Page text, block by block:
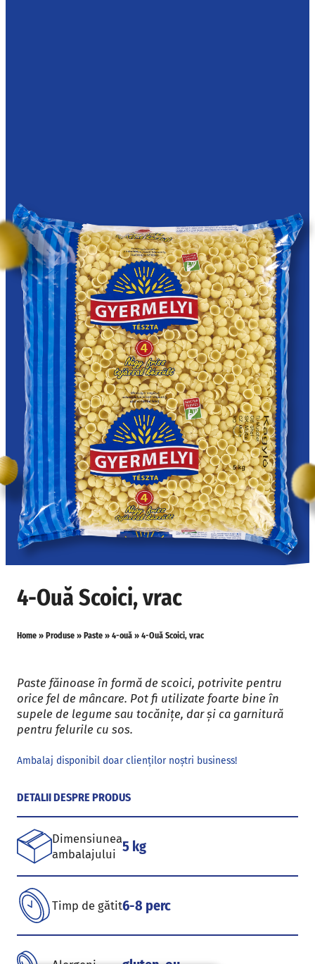
4-Ouă Scoici, vrac
Home » Produse » Paste » 4-ouă » 4-Ouă Scoici, vrac
Paste făinoase în formă de scoici, potrivite pentru
orice fel de mâncare. Pot fi utilizate foarte bine în
supele de legume sau tocănițe, dar și ca garnitură
pentru felurile cu sos.
Ambalaj disponibil doar clienților noștri business!
DETALII DESPRE PRODUS
Dimensiunea
ambalajului 5 kg
Timp de gătit6-8 perc